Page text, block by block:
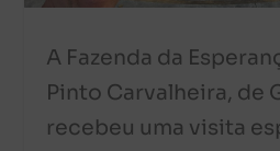
A Fazenda da
Pinto Carvalheira, de
recebeu uma visita